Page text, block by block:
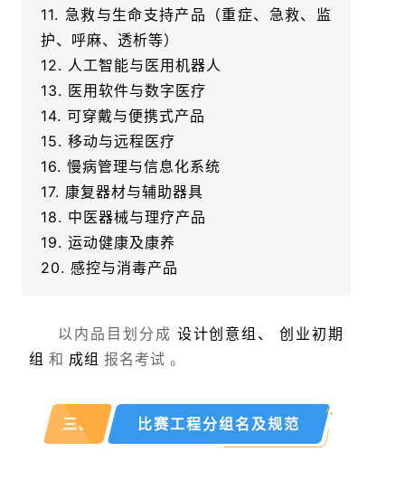
11. 急救与生命支持产品（重症、急救、监
护、呼麻、透析等）
12. 人工智能与医用机器人
13. 医用软件与数字医疗
14. 可穿戴与便携式产品
15. 移动与远程医疗
16. 慢病管理与信息化系统
17. 康复器材与辅助器具
18. 中医器械与理疗产品
19. 运动健康及康养
20. 感控与消毒产品
以内品目划分成 设计创意组、
创业初期
组 和 成组 报名考试 。
三、 比赛工程分组名及规范